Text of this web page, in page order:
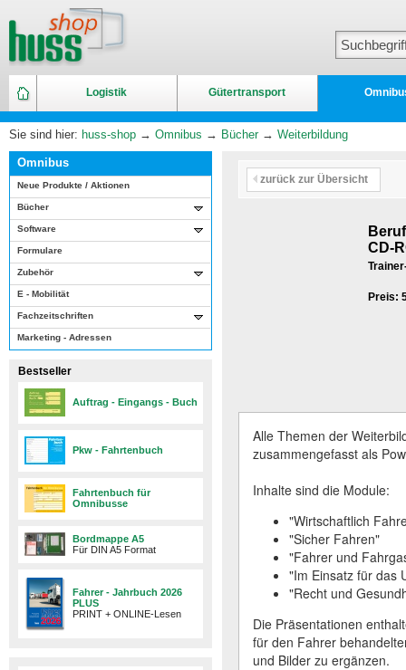
Logistik Gütertransport
Sie sind hier: huss-shop → Omnibus → Bücher→ Weiterbildung
Omnibus
Neue Produkte / Aktionen
Bücher
Software
Formulare
Zubehör
E - Mobilität
Fachzeitschriften
Marketing - Adressen
Bestseller
Auftrag - Eingangs - Buch
Pkw - Fahrtenbuch
Fahrtenbuch für
Omnibusse
Bordmappe A5
Für DIN A5 Format
Fahrer - Jahrbuch 2026
PLUS
PRINT + ONLINE-Lesen
zurück zur Übersicht
CD-
Preis:
Alle Themen der
zusammengefasst als
Inhalte sind die Module:
"Wirtschaftlich
"Sicher Fahren"
"Fahrer und
"Im Einsatz für das
"Recht und
Die Präsentationen
für den Fahrer
und Bilder zu ergänzen.